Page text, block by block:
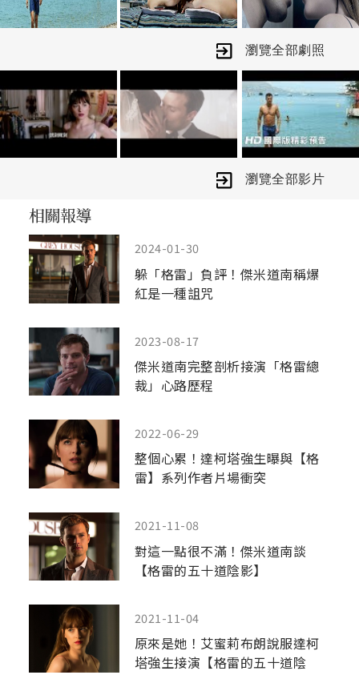
瀏覽全部劇照
瀏覽全部影片
2024-01-30
躲「格雷」負評！傑米道南稱爆
紅是一種詛咒
2023-08-17
傑米道南完整剖析接演「格雷總
裁」心路歷程
2022-06-29
整個心累！達柯塔強生曝與【格
雷】系列作者片場衝突
2021-11-08
對這一點很不滿！傑米道南談
【格雷的五十道陰影】
2021-11-04
原來是她！艾蜜莉布朗說服達柯
塔強生接演【格雷的五十道陰